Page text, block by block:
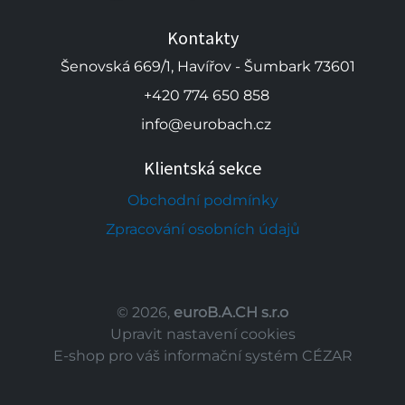
Kontakty
Šenovská 669/1, Havířov - Šumbark 73601
+420 774 650 858
info@eurobach.cz
Klientská sekce
Obchodní podmínky
Zpracování osobních údajů
© 2026, euroB.A.CH s.r.o
Upravit nastavení cookies
E-shop pro váš informační systém CÉZAR